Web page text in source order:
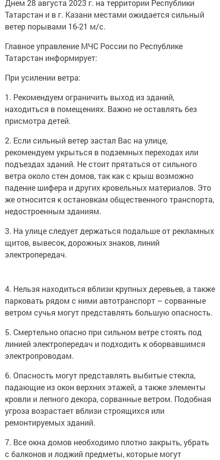
Днем 28 августа 2023 г. на территории Республики
Татарстан и в г. Казани местами ожидается сильный
ветер порывами 16-21 м/с.
Главное управление МЧС России по Республике
Татарстан информирует:
При усилении ветра:
1. Рекомендуем ограничить выход из зданий,
находиться в помещениях. Важно не оставлять без
присмотра детей.
2. Если сильный ветер застал Вас на улице,
рекомендуем укрыться в подземных переходах или
подъездах зданий. Не стоит прятаться от сильного
ветра около стен домов, так как с крыш возможно
падение шифера и других кровельных материалов. Это
же относится к остановкам общественного транспорта,
недостроенным зданиям.
3. На улице следует держаться подальше от рекламных
щитов, вывесок, дорожных знаков, линий
электропередач.
4. Нельзя находиться вблизи крупных деревьев, а также
парковать рядом с ними автотранспорт – сорванные
ветром сучья могут представлять большую опасность.
5. Смертельно опасно при сильном ветре стоять под
линией электропередач и подходить к оборвавшимся
электропроводам.
6. Опасность могут представлять выбитые стекла,
падающие из окон верхних этажей, а также элементы
кровли и лепного декора, сорванные ветром. Подобная
угроза возрастает вблизи строящихся или
ремонтируемых зданий.
7. Все окна домов необходимо плотно закрыть, убрать
с балконов и лоджий предметы, которые могут